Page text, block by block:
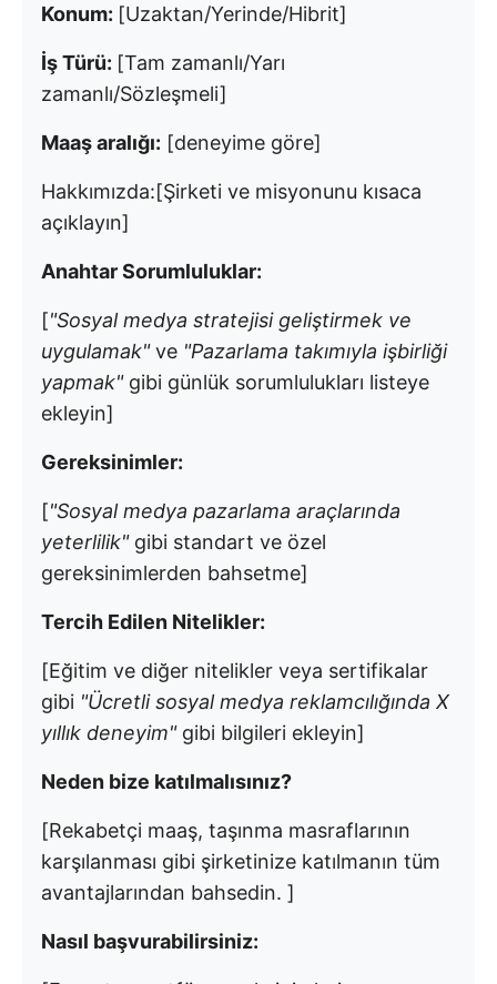
Konum: [Uzaktan/Yerinde/Hibrit]
İş Türü: [Tam zamanlı/Yarı
zamanlı/Sözleşmeli]
Maaş aralığı: [deneyime göre]
Hakkımızda:[Şirketi ve misyonunu kısaca
açıklayın]
Anahtar Sorumluluklar:
["Sosyal medya stratejisi geliştirmek ve
uygulamak"ve "Pazarlama takımıyla işbirliği
yapmak"gibi günlük sorumlulukları listeye
ekleyin]
Gereksinimler:
["Sosyal medya pazarlama araçlarında
yeterlilik"gibi standart ve özel
gereksinimlerden bahsetme]
Tercih Edilen Nitelikler:
[Eğitim ve diğer nitelikler veya sertifikalar
gibi "Ücretli sosyal medya reklamcılığında X
yıllık deneyim"gibi bilgileri ekleyin]
Neden bize katılmalısınız?
[Rekabetçi maaş, taşınma masraflarının
karşılanması gibi şirketinize katılmanın tüm
avantajlarından bahsedin. ]
Nasıl başvurabilirsiniz: